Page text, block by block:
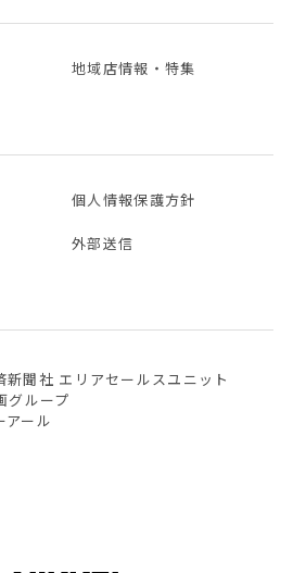
地域店情報・特集
個人情報保護方針
外部送信
聞社 エリアセールスユニット
グループ
アール